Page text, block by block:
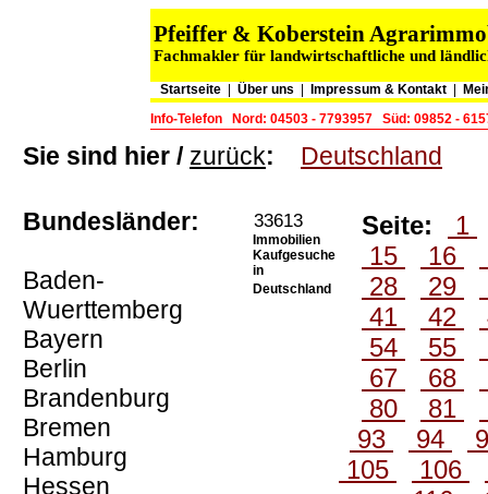
Pfeiffer & Koberstein
Fachmakler für landwirtschaftliche und
Startseite Über uns Impressum & Kontakt
Info-Telefon
Nord: 04503 - 7793957 Süd: 09852 -
Sie sind hier / zurück: Deutschland
Bundesländer:
Baden-
Wuerttemberg
Bayern
Berlin
Brandenburg
Bremen
Hamburg
Hessen
33613
Immobilien
Kaufgesuche
in
Deutschland
Seite:
1
15
16
28
29
41
42
54
55
67
68
80
81
93
94
105
106